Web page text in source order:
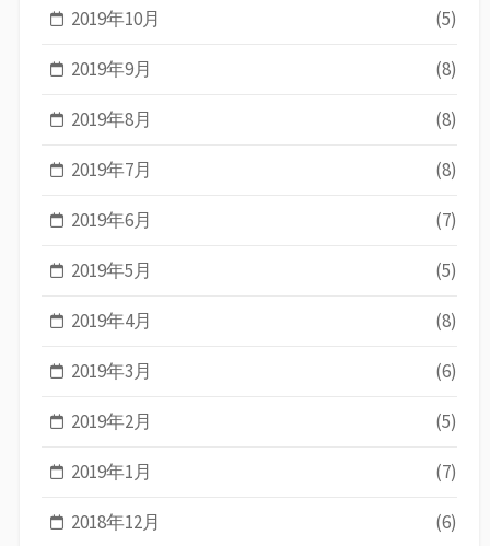
2019年10月 (5)
2019年9月 (8)
2019年8月 (8)
2019年7月 (8)
2019年6月 (7)
2019年5月 (5)
2019年4月 (8)
2019年3月 (6)
2019年2月 (5)
2019年1月 (7)
2018年12月 (6)